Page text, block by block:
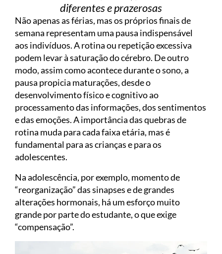
diferentes e prazerosas
Não apenas as férias, mas os próprios finais de
semana representam uma pausa indispensável
aos indivíduos. A rotina ou repetição excessiva
podem levar à saturação do cérebro. De outro
modo, assim como acontece durante o sono, a
pausa propicia maturações, desde o
desenvolvimento físico e cognitivo ao
processamento das informações, dos sentimentos
e das emoções. A importância das quebras de
rotina muda para cada faixa etária, mas é
fundamental para as crianças e para os
adolescentes.
Na adolescência, por exemplo, momento de
“reorganização” das sinapses e de grandes
alterações hormonais, há um esforço muito
grande por parte do estudante, o que exige
“compensação”.